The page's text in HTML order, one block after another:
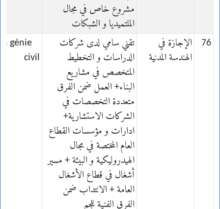
مشروع خاص في مجال
الملتميديا و الشبكات
76
الإجازة في
الهندسة المدنية
تقني سامي لدى شركات
الدراسات و التخطيط
المتخصص في مشاريع
البناء+ العمل ضمن الفرق
متعددة التخصصات في
الشركات الاستشارية+
ادارات و مؤسسات القطاع
العام المختصة في مجال
الهيدروليكية و البيئة + مسير
أشغال في قطاع الأشغال
العامة + الانتداب ضمن
الفرق الفنية للجم
génie
civil